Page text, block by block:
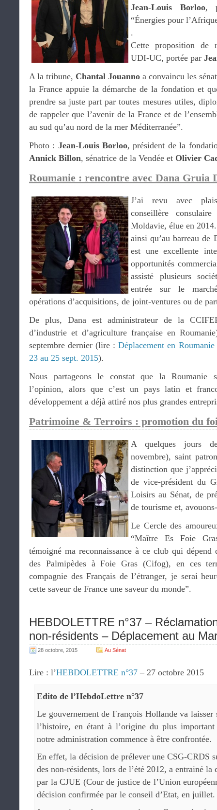
Jean-Louis Borloo,
“Énergies pour
.
Cette proposition de
UDI-UC, portée par
A la tribune, Chantal Jouanno a convaincu les
la France appuie la démarche de la fondation et
prendre sa juste part par toutes mesures utiles,
de rappeler que l’avenir de la France et de
au sud qu’au nord de la mer Méditerranée”.
Photo : Jean-Louis Borloo, président de la
Annick Billon, sénatrice de la Vendée et Olivier
Roumanie : rencontre avec Dana Gruia
J’ai revu avec
conseillère
Moldavie, élue en
ainsi qu’au barreau de
est une excellente
opportunités
assisté plusieurs
entrée sur le
opérations d’acquisitions, de joint-ventures ou de
De plus, Dana est administrateur de la
d’industrie et d’agriculture française en
septembre dernier (lire :Déplacement en
23 au 25 sept. 2015).
Nous partageons le constat que la Roumanie
l’opinion, alors que c’est un pays latin et
développement a déjà attiré nos plus grandes
Patrimoine & Terroirs : promotion du
A quelques jours
novembre), saint
distinction que
de vice-président du
Loisirs au Sénat, de
de tourisme et,
Le Cercle des
“Maître Es Foie
témoigné ma reconnaissance à ce club qui
des Palmipèdes à Foie Gras (Cifog), en ces
compagnie des Français de l’étranger, je serai
cette saveur de France une saveur du monde”.
HEBDOLETTRE n°37 –
non-résidents – Déplacement au
28 octobre, 2015 Au Sénat
Lire : l’HEBDOLETTRE n°37 – 27 octobre 2015
Edito de l’HebdoLettre n°37
Le gouvernement de François Hollande va laisser
l’histoire, en étant à l’origine du plus
notre administration commence à être confrontée.
En effet, la décision de prélever une CSG-CRDS
des non-résidents, lors de l’été 2012, a entrainé la
par la CJUE (Cour de justice de l’Union
décision confirmée par le conseil d’Etat, en juillet.